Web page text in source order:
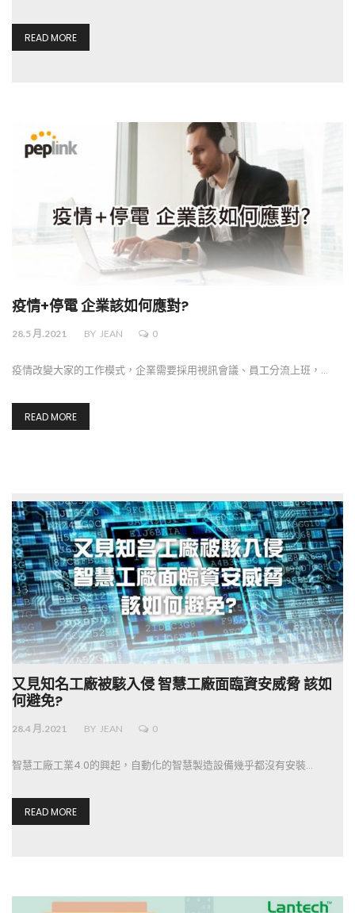
READ MORE
疫情+停電 企業該如何應對?
28.5 月.2021 BY JEAN 0
疫情改變大家的工作模式，企業需要採用視訊會議、員工分流上班，…
READ MORE
又見知名工廠被駭入侵 智慧工廠面臨資安威脅 該如
何避免?
28.4 月.2021 BY JEAN 0
智慧工廠工業4.0的興起，自動化的智慧製造設備幾乎都沒有安裝…
READ MORE